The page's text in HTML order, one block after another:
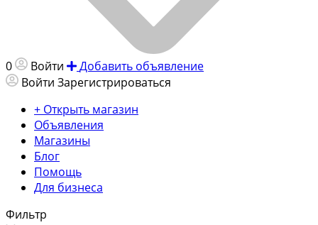
0 Войти
Добавить объявление
Войти Зарегистрироваться
+ Открыть магазин
Объявления
Магазины
Блог
Помощь
Для бизнеса
Фильтр